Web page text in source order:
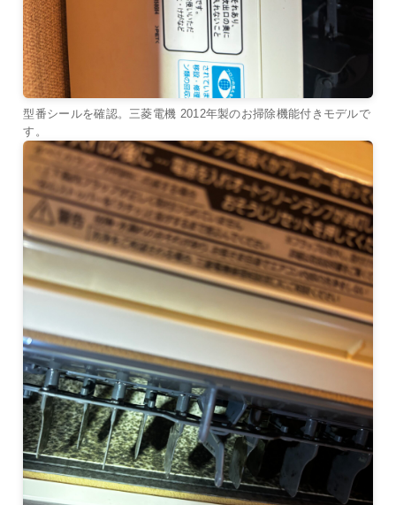
型番シールを確認。三菱電機 2012年製のお掃除機能付きモデルで
す。